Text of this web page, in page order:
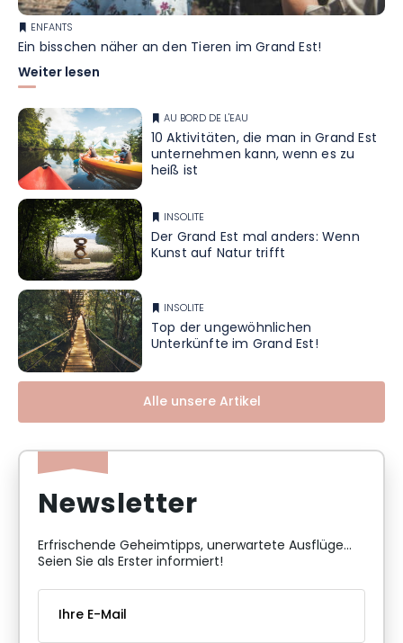
ENFANTS
Ein bisschen näher an den Tieren im Grand Est!
Weiter lesen
AU BORD DE L'EAU
10 Aktivitäten, die man in Grand Est
unternehmen kann, wenn es zu
heiß ist
INSOLITE
Der Grand Est mal anders: Wenn
Kunst auf Natur trifft
INSOLITE
Top der ungewöhnlichen
Unterkünfte im Grand Est!
Alle unsere Artikel
Newsletter
Erfrischende Geheimtipps, unerwartete Ausflüge...
Seien Sie als Erster informiert!